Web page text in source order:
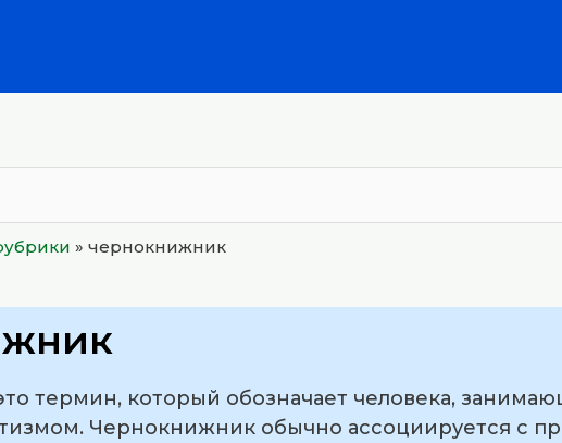
» чернокнижник
термин, который обозначает человека,
Чернокнижник обычно ассоциируется с